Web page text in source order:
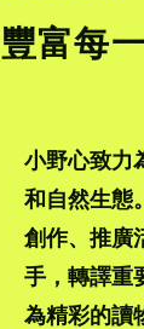
豐富每
小野心致力
和自然生態
創作、推
手，轉譯重
為精彩的讀